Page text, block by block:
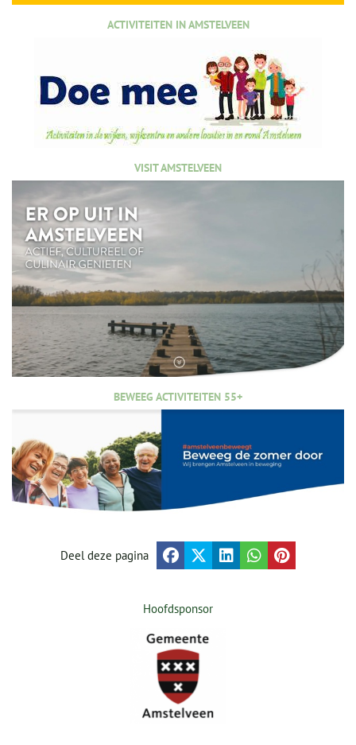
ACTIVITEITEN IN AMSTELVEEN
VISIT AMSTELVEEN
BEWEEG ACTIVITEITEN 55+
Deel deze pagina
Hoofdsponsor